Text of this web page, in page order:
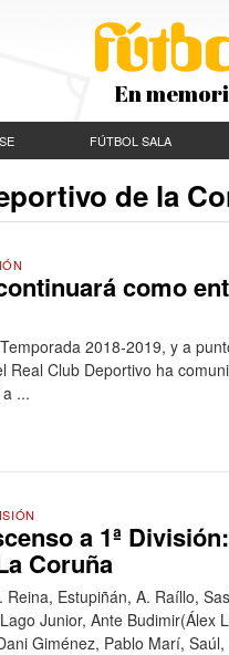
En
FÚTBOL SALA
de la
como
2018-2019, y a
Real Club Deportivo ha
...
a 1ª
Coruña
Estupiñán, A. Raíllo,
Junior, Ante Budimir(Álex
Giménez, Pablo Marí,